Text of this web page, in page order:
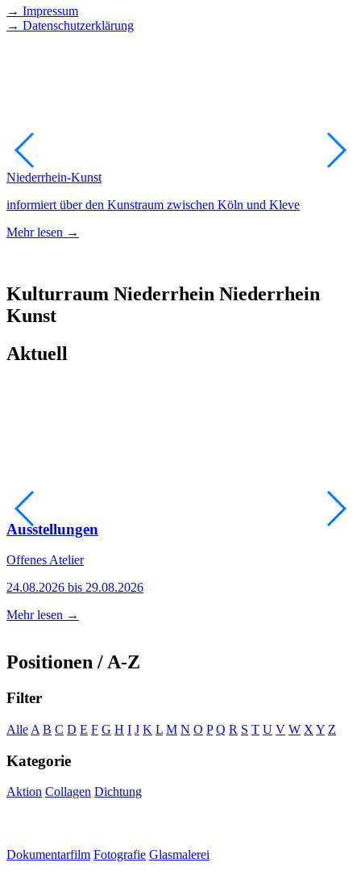
→ Impressum
→ Datenschutzerklärung
Niederrhein-Kunst
informiert über den Kunstraum zwischen Köln und Kleve
Mehr lesen →
Kulturraum Niederrhein Niederrhein
Kunst
Aktuell
Ausstellungen
Offenes Atelier
24.08.2026 bis 29.08.2026
Mehr lesen →
Positionen / A-Z
Filter
Alle A B C D E F G H I J K L M N O P Q R S T U V W X Y Z
Kategorie
Aktion Collagen Dichtung
Dokumentarfilm Fotografie Glasmalerei